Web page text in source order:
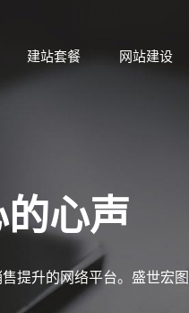
建站套餐 网站建设
心声
提升的网络平台。盛世宏